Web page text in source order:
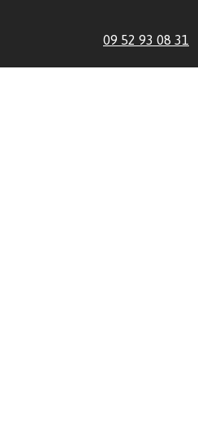
09 52 93 08 31